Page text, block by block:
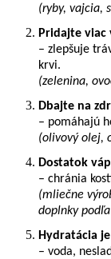
(ryby, vajcia,
Pridajte viac
– zlepšuje
krvi.
(zelenina,
Dbajte na
– pomáhajú
(olivový olej,
Dostatok
– chránia
(mliečne
doplnky
Hydratácia
– voda,